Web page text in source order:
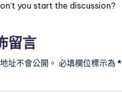
you start the discussion?
留言
址不會公開。 必填欄位標示為*